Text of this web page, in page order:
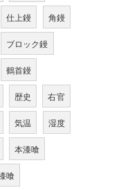
仕上鏝 角鏝
ブロック鏝
鶴首鏝
歴史 右官
気温 湿度
本漆喰
喰